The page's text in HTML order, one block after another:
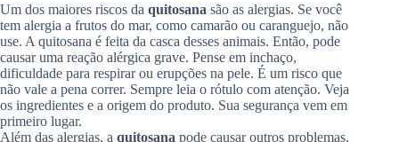
Um dos maiores riscos da quitosana são as alergias. Se você
tem alergia a frutos do mar, como camarão ou caranguejo, não
use. A quitosana é feita da casca desses animais. Então, pode
causar uma reação alérgica grave. Pense em inchaço,
dificuldade para respirar ou erupções na pele. É um risco que
não vale a pena correr. Sempre leia o rótulo com atenção. Veja
os ingredientes e a origem do produto. Sua segurança vem em
primeiro lugar.
Além das alergias, a quitosana pode causar outros problemas.